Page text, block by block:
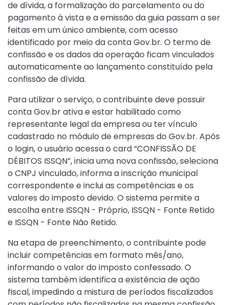
de dívida, a formalização do parcelamento ou do
pagamento à vista e a emissão da guia passam a ser
feitas em um único ambiente, com acesso
identificado por meio da conta Gov.br. O termo de
confissão e os dados da operação ficam vinculados
automaticamente ao lançamento constituído pela
confissão de dívida.
Para utilizar o serviço, o contribuinte deve possuir
conta Gov.br ativa e estar habilitado como
representante legal da empresa ou ter vínculo
cadastrado no módulo de empresas do Gov.br. Após
o login, o usuário acessa o card “CONFISSÃO DE
DÉBITOS ISSQN”, inicia uma nova confissão, seleciona
o CNPJ vinculado, informa a inscrição municipal
correspondente e inclui as competências e os
valores do imposto devido. O sistema permite a
escolha entre ISSQN - Próprio, ISSQN - Fonte Retido
e ISSQN - Fonte Não Retido.
Na etapa de preenchimento, o contribuinte pode
incluir competências em formato mês/ano,
informando o valor do imposto confessado. O
sistema também identifica a existência de ação
fiscal, impedindo a mistura de períodos fiscalizados